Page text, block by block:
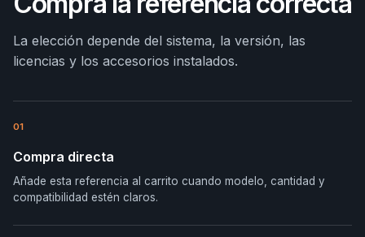
La elección depende del sistema, la versión, las
licencias y los accesorios instalados.
01
Compra directa
Añade esta referencia al carrito cuando modelo, cantidad y
compatibilidad estén claros.